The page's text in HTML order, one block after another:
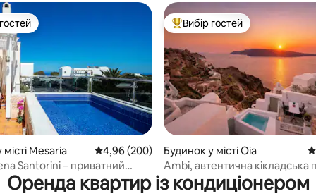
відгуки: 115
гостей
Mesaria Середня оцінка: 4,96 з 5, відгуки: 200
4,96 (200)
Santorini – приватний
Топ вибір гостей
Вибір гостей
Будинок у місті Oia
Ambi, автентична кікладська
вілла | Вид на кальдеру
Оренда квартир із кондиціонером